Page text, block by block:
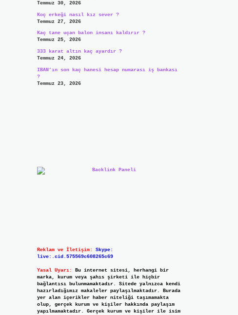
Temmuz 30, 2026
Koç erkeği nasıl kız sever ?
Temmuz 27, 2026
Kaç tane uçan balon insanı kaldırır ?
Temmuz 25, 2026
333 karat altın kaç ayardır ?
Temmuz 24, 2026
IBAN’ın son kaç hanesi hesap numarası iş bankası
?
Temmuz 23, 2026
Reklam ve İletişim:
Skype:
live:.cid.575569c608265c69
Yasal Uyarı:
Bu internet sitesi, herhangi bir
marka, kurum veya şahıs şirketi ile hiçbir
bağlantısı bulunmamaktadır. Sitede yalnızca kendi
hazırladığımız makaleler paylaşılmaktadır. Burada
yer alan içerikler haber niteliği taşımamakta
olup, gerçek kurum ve kişiler hakkında paylaşım
yapılmamaktadır. Gerçek kurum ve kişiler ile isim